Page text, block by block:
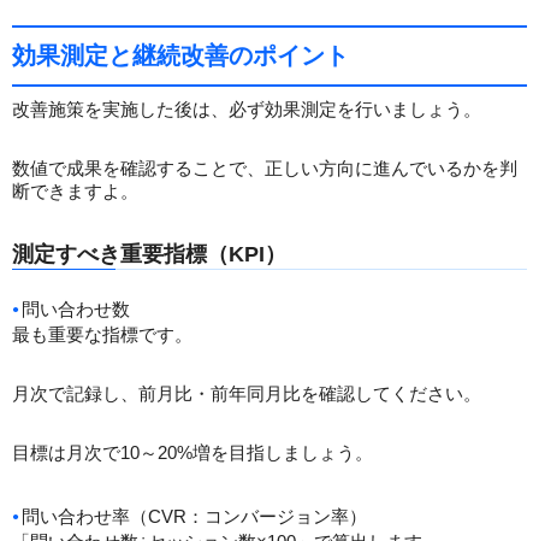
効果測定と継続改善のポイント
改善施策を実施した後は、必ず効果測定を行いましょう。
数値で成果を確認することで、正しい方向に進んでいるかを判
断できますよ。
測定すべき重要指標（KPI）
問い合わせ数
最も重要な指標です。
月次で記録し、前月比・前年同月比を確認してください。
目標は月次で10～20%増を目指しましょう。
問い合わせ率（CVR：コンバージョン率）